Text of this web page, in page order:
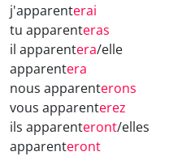
j'apparenterai
tu apparenteras
il apparentera/elle
apparentera
nous apparenterons
vous apparenterez
ils apparenteront/elles
apparenteront